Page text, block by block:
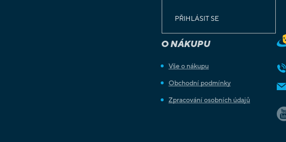
PŘIHLÁSIT SE
O NÁKUPU
Vše o nákupu
Obchodní podmínky
Zpracování osobních údajů